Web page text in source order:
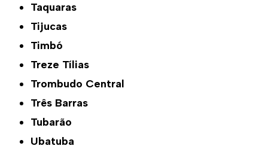
Taquaras
Tijucas
Timbó
Treze Tílias
Trombudo Central
Três Barras
Tubarão
Ubatuba